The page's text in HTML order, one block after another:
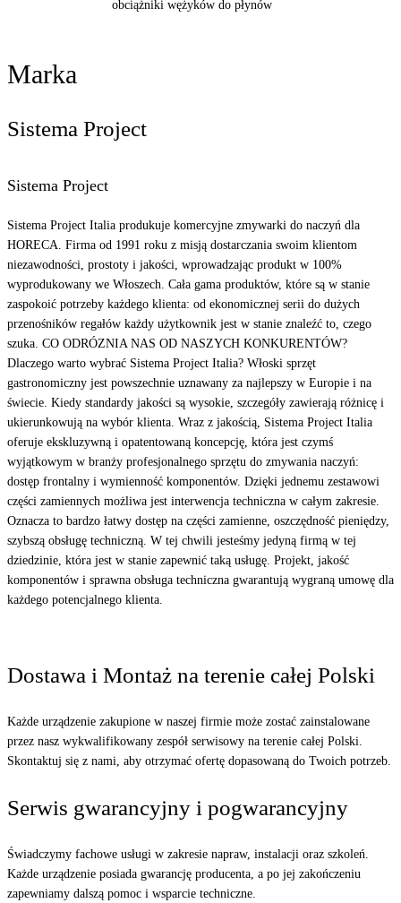
obciążniki wężyków do płynów
Marka
Sistema Project
Sistema Project
Sistema Project Italia produkuje komercyjne zmywarki do naczyń dla
HORECA. Firma od 1991 roku z misją dostarczania swoim klientom
niezawodności, prostoty i jakości, wprowadzając produkt w 100%
wyprodukowany we Włoszech. Cała gama produktów, które są w stanie
zaspokoić potrzeby każdego klienta: od ekonomicznej serii do dużych
przenośników regałów każdy użytkownik jest w stanie znaleźć to, czego
szuka. CO ODRÓZNIA NAS OD NASZYCH KONKURENTÓW?
Dlaczego warto wybrać Sistema Project Italia? Włoski sprzęt
gastronomiczny jest powszechnie uznawany za najlepszy w Europie i na
świecie. Kiedy standardy jakości są wysokie, szczegóły zawierają różnicę i
ukierunkowują na wybór klienta. Wraz z jakością, Sistema Project Italia
oferuje ekskluzywną i opatentowaną koncepcję, która jest czymś
wyjątkowym w branży profesjonalnego sprzętu do zmywania naczyń:
dostęp frontalny i wymienność komponentów. Dzięki jednemu zestawowi
części zamiennych możliwa jest interwencja techniczna w całym zakresie.
Oznacza to bardzo łatwy dostęp na części zamienne, oszczędność pieniędzy,
szybszą obsługę techniczną. W tej chwili jesteśmy jedyną firmą w tej
dziedzinie, która jest w stanie zapewnić taką usługę. Projekt, jakość
komponentów i sprawna obsługa techniczna gwarantują wygraną umowę dla
każdego potencjalnego klienta.
Dostawa i Montaż na terenie całej Polski
Każde urządzenie zakupione w naszej firmie może zostać zainstalowane
przez nasz wykwalifikowany zespół serwisowy na terenie całej Polski.
Skontaktuj się z nami, aby otrzymać ofertę dopasowaną do Twoich potrzeb.
Serwis gwarancyjny i pogwarancyjny
Świadczymy fachowe usługi w zakresie napraw, instalacji oraz szkoleń.
Każde urządzenie posiada gwarancję producenta, a po jej zakończeniu
zapewniamy dalszą pomoc i wsparcie techniczne.